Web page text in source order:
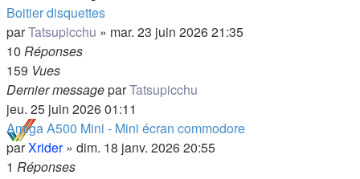
Boitier disquettes
parTatsupicchu » mar. 23 juin 2026 21:35
10 Réponses
159 Vues
Dernier messageparTatsupicchu
jeu. 25 juin 2026 01:11
Amiga A500 Mini - Mini écran commodore
parXrider» dim. 18 janv. 2026 20:55
1 Réponses